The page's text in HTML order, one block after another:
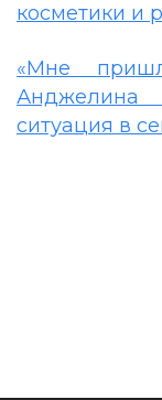
косметики и
«Мне
ситуация в